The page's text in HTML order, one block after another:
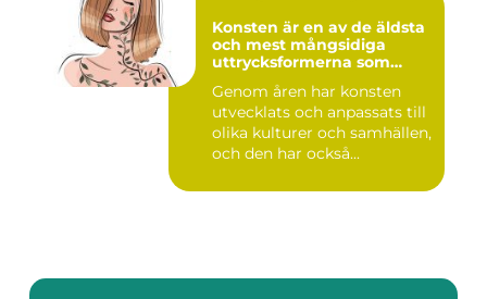
Konsten är en av de äldsta
och mest mångsidiga
uttrycksformerna som
Genom åren har konsten
utvecklats och anpassats till
olika kulturer och samhällen,
och den har också...